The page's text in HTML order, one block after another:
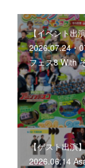
【イベント出
2026.07.24・
フェス8 With
【ゲスト出演
2026.06.14